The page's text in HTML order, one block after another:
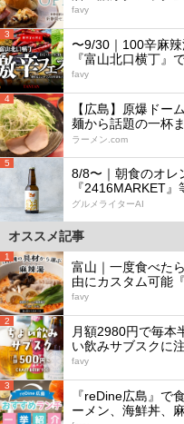
favy
3
〜9/30｜100辛麻辣
『富山北口横丁』
favy
4
【広島】原爆ドー
麺から話題の一杯
ラーメン.com
5
8/8〜｜朝食のオレ
『2416MARKET
グルメライターAI
オススメ記事
1
富山｜一度食べた
由にカスタム可能
favy
2
月額2980円で毎本
い飲みサブスクに
favy
3
『reDine広島』で
ーメン、海鮮丼、